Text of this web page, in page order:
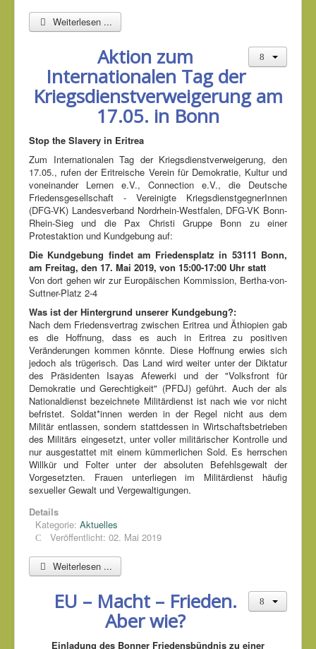
Weiterlesen ...
Aktion zum
Internationalen Tag der
Kriegsdienstverweigerung am
17.05. in Bonn
Stop the Slavery in Eritrea
Zum Internationalen Tag der Kriegsdienstverweigerung, den
17.05., rufen der Eritreische Verein für Demokratie, Kultur und
voneinander Lernen e.V., Connection e.V., die Deutsche
Friedensgesellschaft - Vereinigte KriegsdienstgegnerInnen
(DFG-VK) Landesverband Nordrhein-Westfalen, DFG-VK Bonn-
Rhein-Sieg und die Pax Christi Gruppe Bonn zu einer
Protestaktion und Kundgebung auf:
Die Kundgebung findet am Friedensplatz in 53111 Bonn,
am Freitag, den 17. Mai 2019, von 15:00-17:00 Uhr statt
Von dort gehen wir zur Europäischen Kommission, Bertha-von-
Suttner-Platz 2-4
Was ist der Hintergrund unserer Kundgebung?:
Nach dem Friedensvertrag zwischen Eritrea und Äthiopien gab
es die Hoffnung, dass es auch in Eritrea zu positiven
Veränderungen kommen könnte. Diese Hoffnung erwies sich
jedoch als trügerisch. Das Land wird weiter unter der Diktatur
des Präsidenten Isayas Afewerki und der "Volksfront für
Demokratie und Gerechtigkeit" (PFDJ) geführt. Auch der als
Nationaldienst bezeichnete Militärdienst ist nach wie vor nicht
befristet. Soldat*innen werden in der Regel nicht aus dem
Militär entlassen, sondern stattdessen in Wirtschaftsbetrieben
des Militärs eingesetzt, unter voller militärischer Kontrolle und
nur ausgestattet mit einem kümmerlichen Sold. Es herrschen
Willkür und Folter unter der absoluten Befehlsgewalt der
Vorgesetzten. Frauen unterliegen im Militärdienst häufig
sexueller Gewalt und Vergewaltigungen.
Details
Kategorie: Aktuelles
Veröffentlicht: 02. Mai 2019
Weiterlesen ...
EU – Macht – Frieden.
Aber wie?
Einladung des Bonner Friedensbündnis zu einer